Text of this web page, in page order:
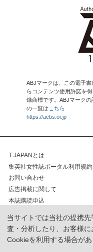
ABJマークは、この電子
らコンテンツ使用許諾を
録商標です。ABJマーク
の一覧は こちら
https://aebs.or.jp
T JAPANとは
集英社女性誌ポータル利用規約
お問い合わせ
広告掲載に関して
本誌購読申込
T MAGAZINE
当サイトでは当社の提携
査・分析したり、お客様
Cookieを利用する場合が